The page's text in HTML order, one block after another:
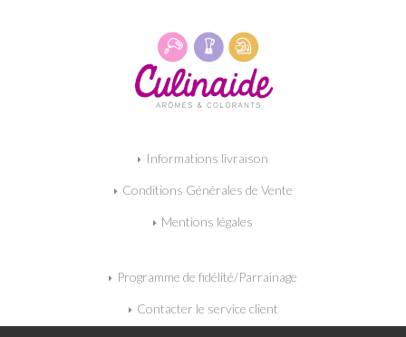
Informations livraison
Conditions Générales de Vente
Mentions légales
Programme de fidélité/Parrainage
Contacter le service client